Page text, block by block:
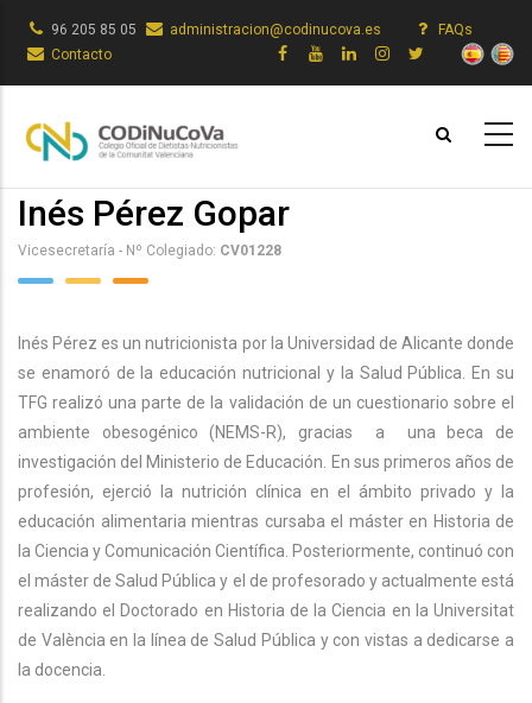
96 205 85 05 administracion@codinucova.es
FAQs
Contacto
Inés Pérez Gopar
Vicesecretaría - Nº Colegiado: CV01228
Inés Pérez es un nutricionista por la Universidad de Alicante donde
se enamoró de la educación nutricional y la Salud Pública. En su
TFG realizó una parte de la validación de un cuestionario sobre el
ambiente obesogénico (NEMS-R), gracias a una beca de
investigación del Ministerio de Educación. En sus primeros años de
profesión, ejerció la nutrición clínica en el ámbito privado y la
educación alimentaria mientras cursaba el máster en Historia de
la Ciencia y Comunicación Científica. Posteriormente, continuó con
el máster de Salud Pública y el de profesorado y actualmente está
realizando el Doctorado en Historia de la Ciencia en la Universitat
de València en la línea de Salud Pública y con vistas a dedicarse a
la docencia.